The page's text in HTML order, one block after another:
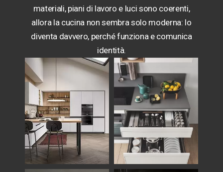
materiali, piani di lavoro e luci sono coerenti,
allora la cucina non sembra solo moderna: lo
diventa davvero, perché funziona e comunica
identità.